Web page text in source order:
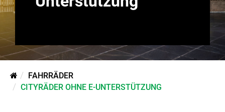
FAHRRÄDER
CITYRÄDER OHNE E-UNTERSTÜTZUNG